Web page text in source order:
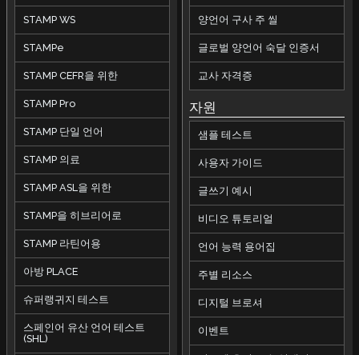
STAMP WS
STAMPe
STAMP CEFR을 위한
STAMP Pro
STAMP 단일 언어
STAMP 의료
STAMP ASL을 위한
STAMP을 히브리어로
STAMP 라틴어용
아방 PLACE
슈퍼랭귀지 테스트
스페인어 유산 언어 테스트
(SHL)
양언어 구사 주 씰
글로벌 양언어 숙달 인증서
교사 자격증
자원
샘플 테스트
사용자 가이드
글쓰기 예시
비디오 튜토리얼
언어 능력 용어집
주별 리소스
디지털 브로셔
이벤트